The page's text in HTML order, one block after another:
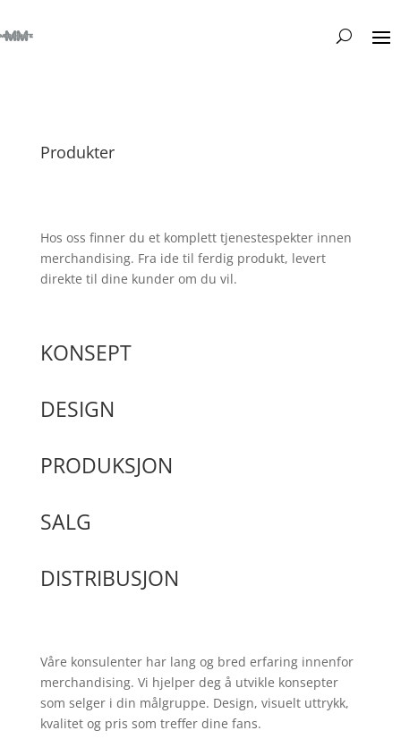
Produkter
Hos oss finner du et komplett tjenestespekter innen
merchandising. Fra ide til ferdig produkt, levert
direkte til dine kunder om du vil.
KONSEPT
DESIGN
PRODUKSJON
SALG
DISTRIBUSJON
Våre konsulenter har lang og bred erfaring innenfor
merchandising. Vi hjelper deg å utvikle konsepter
som selger i din målgruppe. Design, visuelt uttrykk,
kvalitet og pris som treffer dine fans.